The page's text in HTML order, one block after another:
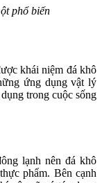
phổ biến
khái niệm đá khô
ứng dụng vật lý
trong cuộc sống
lạnh nên đá khô
phẩm. Bên cạnh